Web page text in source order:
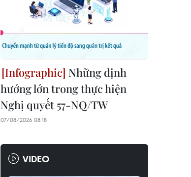
Những định
hướng lớn trong thực hiện
Nghị quyết 57-NQ/TW
07/08/2026 08:18
VIDEO